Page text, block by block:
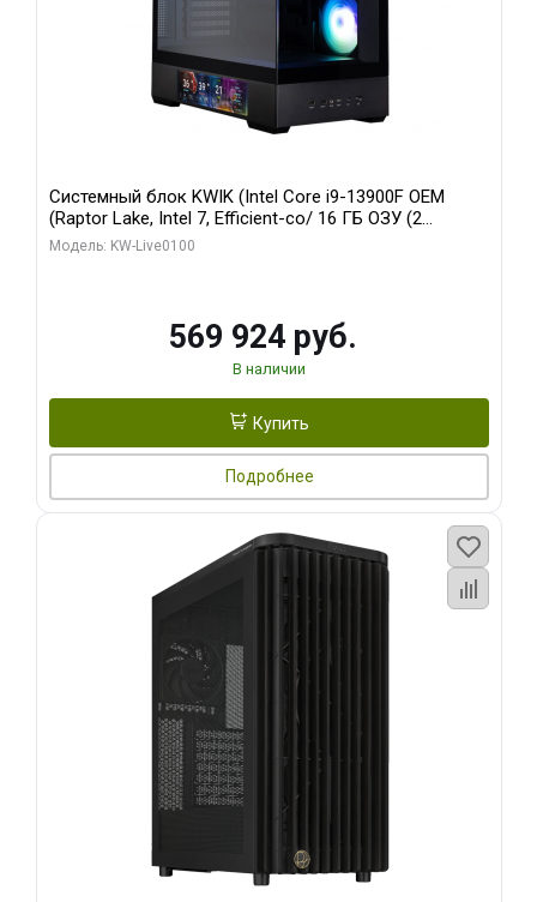
Системный блок KWIK (Intel Core i9-13900F OEM
(Raptor Lake, Intel 7, Efficient-co/ 16 ГБ ОЗУ (2
модуля)/ Afox RTX4090 24GB GDDR6X 384-Bit 3xDP
Модель: KW-Live0100
569 924 руб.
В наличии
Купить
Подробнее